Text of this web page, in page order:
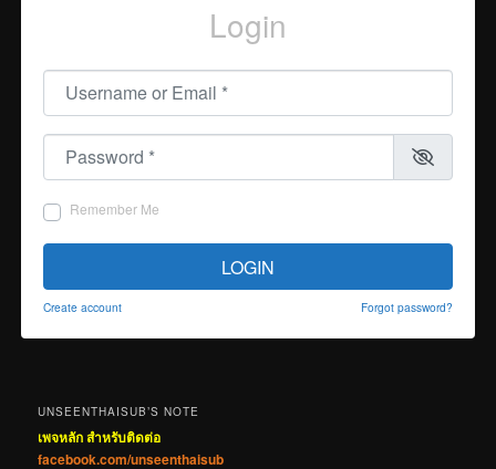
Login
Username or Email
Password
Remember Me
LOGIN
Create account Forgot password?
UNSEENTHAISUB’S NOTE
เพจหลัก สำหรับติดต่อ
facebook.com/unseenthaisub